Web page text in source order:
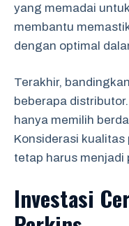
yang memadai
membantu
dengan optimal
Terakhir,
beberapa
hanya memilih
Konsiderasi kualitas
tetap harus menjadi
Investasi